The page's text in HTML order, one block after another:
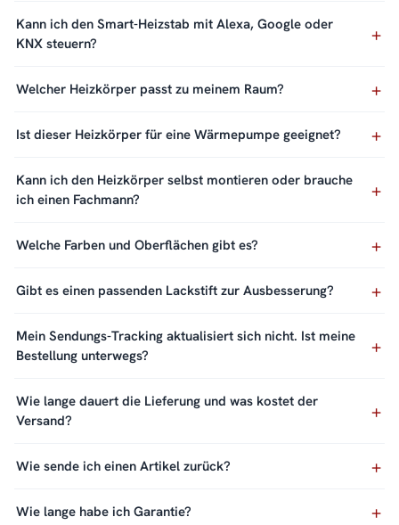
Kann ich den Smart-Heizstab mit Alexa, Google oder
KNX steuern?
Welcher Heizkörper passt zu meinem Raum?
Ist dieser Heizkörper für eine Wärmepumpe geeignet?
Kann ich den Heizkörper selbst montieren oder brauche
ich einen Fachmann?
Welche Farben und Oberflächen gibt es?
Gibt es einen passenden Lackstift zur Ausbesserung?
Mein Sendungs-Tracking aktualisiert sich nicht. Ist meine
Bestellung unterwegs?
Wie lange dauert die Lieferung und was kostet der
Versand?
Wie sende ich einen Artikel zurück?
Wie lange habe ich Garantie?